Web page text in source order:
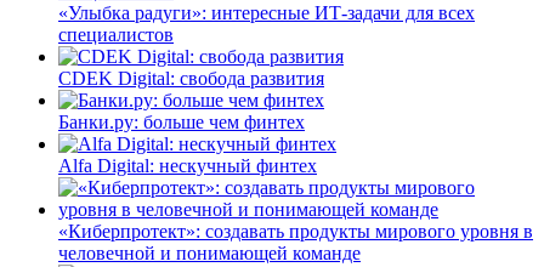
«Улыбка радуги»: интересные ИТ-задачи для всех
специалистов
CDEK Digital: свобода развития
Банки.ру: больше чем финтех
Alfa Digital: нескучный финтех
«Киберпротект»: создавать продукты мирового уровня в
человечной и понимающей команде